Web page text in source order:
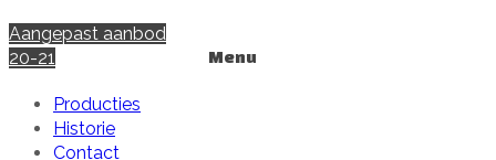
Aangepast aanbod
20-21
Menu
Producties
Historie
Contact